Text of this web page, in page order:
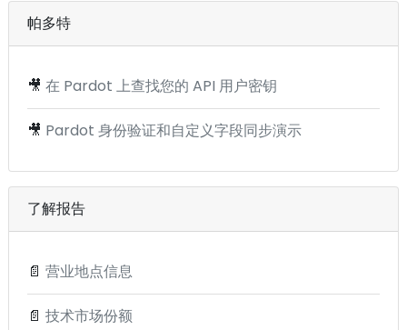
帕多特
🎥 在 Pardot 上查找您的 API 用户密钥
🎥 Pardot 身份验证和自定义字段同步演示
了解报告
📄 营业地点信息
📄 技术市场份额